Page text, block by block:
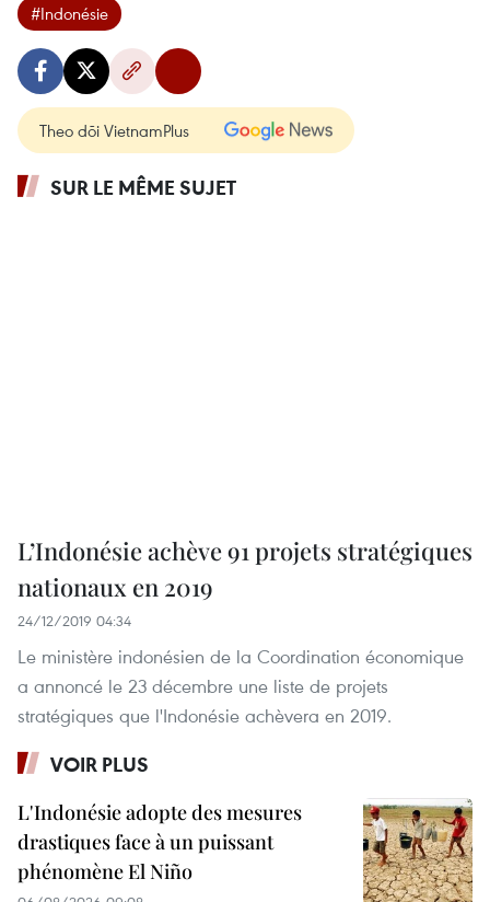
#Indonésie
Theo dõi VietnamPlus
SUR LE MÊME SUJET
L’Indonésie achève 91 projets stratégiques
nationaux en 2019
24/12/2019 04:34
Le ministère indonésien de la Coordination économique
a annoncé le 23 décembre une liste de projets
stratégiques que l'Indonésie achèvera en 2019.
VOIR PLUS
L'Indonésie adopte des mesures
drastiques face à un puissant
phénomène El Niño